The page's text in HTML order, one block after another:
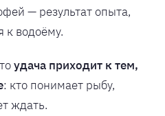
— результат опыта,
к водоёму.
удача приходит к тем,
: кто понимает рыбу,
ждать.